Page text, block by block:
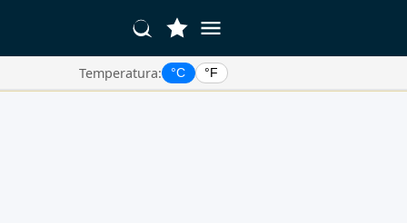
Temperatura: °C °F